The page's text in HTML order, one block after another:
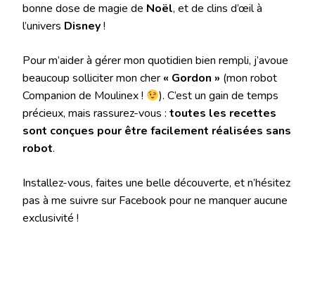
bonne dose de magie de Noël, et de clins d’œil à
l’univers Disney!
Pour m’aider à gérer mon quotidien bien rempli, j’avoue
beaucoup solliciter mon cher « Gordon » (mon robot
Companion de Moulinex !
). C’est un gain de temps
précieux, mais rassurez-vous : toutes les recettes
sont conçues pour être facilement réalisées sans
robot.
Installez-vous, faites une belle découverte, et n’hésitez
pas à me suivre sur Facebook pour ne manquer aucune
exclusivité !